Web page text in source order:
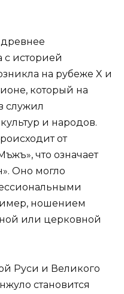
с историей
на рубеже X и
который на
служил
и народов.
от
что означает
Оно могло
ношением
или церковной
Руси и Великого
становится